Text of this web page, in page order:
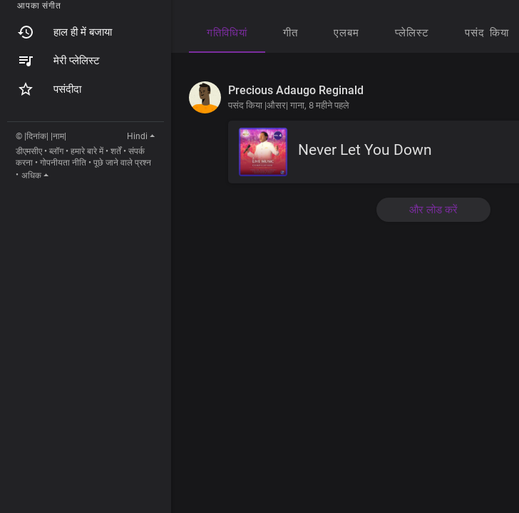
आपका संगीत
हाल ही में बजाया
मेरी प्लेलिस्ट
पसंदीदा
© |दिनांक| |नाम|
Hindi
डीएमसीए • ब्लॉग• हमारे बारे में• शर्तें• संपर्क
करना • गोपनीयता नीति • पूछे जाने वाले प्रश्न
• अधिक
गतिविधियां गीत एलबम प्लेलिस्ट पसंद किया
Precious Adaugo Reginald
पसंद किया |औसर| गाना, 8 महीने पहले
Never Let You Down
और लोड करें